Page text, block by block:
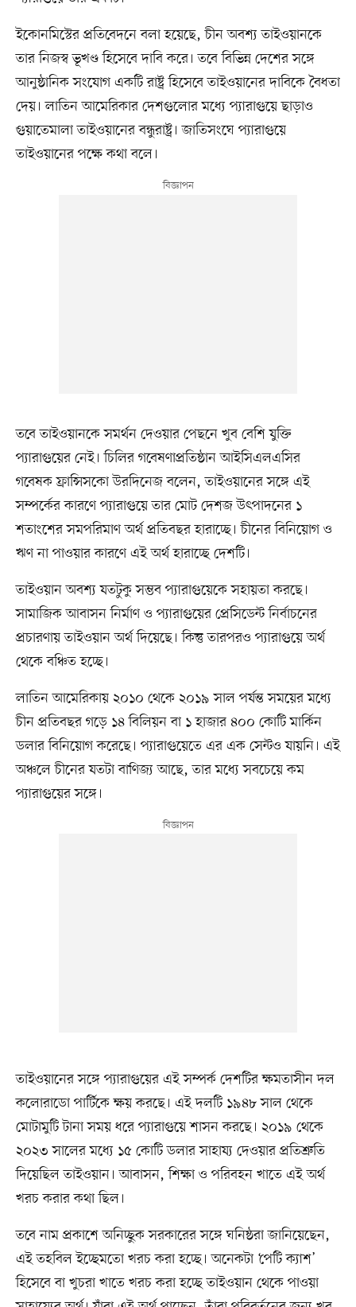
ইকোনমিস্টের প্রতিবেদনে বলা হয়েছে, চীন অবশ্য তাইওয়ানকে
তার নিজস্ব ভূখণ্ড হিসেবে দাবি করে। তবে বিভিন্ন দেশের সঙ্গে
আনুষ্ঠানিক সংযোগ একটি রাষ্ট্র হিসেবে তাইওয়ানের দাবিকে বৈধতা
দেয়। লাতিন আমেরিকার দেশগুলোর মধ্যে প্যারাগুয়ে ছাড়াও
গুয়াতেমালা তাইওয়ানের বন্ধুরাষ্ট্র। জাতিসংঘে প্যারাগুয়ে
তাইওয়ানের পক্ষে কথা বলে।
তবে তাইওয়ানকে সমর্থন দেওয়ার পেছনে খুব বেশি যুক্তি
প্যারাগুয়ের নেই। চিলির গবেষণাপ্রতিষ্ঠান আইসিএলএসির
গবেষক ফ্রান্সিসকো উরদিনেজ বলেন, তাইওয়ানের সঙ্গে এই
সম্পর্কের কারণে প্যারাগুয়ে তার মোট দেশজ উৎপাদনের ১
শতাংশের সমপরিমাণ অর্থ প্রতিবছর হারাচ্ছে। চীনের বিনিয়োগ ও
ঋণ না পাওয়ার কারণে এই অর্থ হারাচ্ছে দেশটি।
তাইওয়ান অবশ্য যতটুকু সম্ভব প্যারাগুয়েকে সহায়তা করছে।
সামাজিক আবাসন নির্মাণ ও প্যারাগুয়ের প্রেসিডেন্ট নির্বাচনের
প্রচারণায় তাইওয়ান অর্থ দিয়েছে। কিন্তু তারপরও প্যারাগুয়ে অর্থ
থেকে বঞ্চিত হচ্ছে।
লাতিন আমেরিকায় ২০১০ থেকে ২০১৯ সাল পর্যন্ত সময়ের মধ্যে
চীন প্রতিবছর গড়ে ১৪ বিলিয়ন বা ১ হাজার ৪০০ কোটি মার্কিন
ডলার বিনিয়োগ করেছে। প্যারাগুয়েতে এর এক সেন্টও যায়নি। এই
অঞ্চলে চীনের যতটা বাণিজ্য আছে, তার মধ্যে সবচেয়ে কম
প্যারাগুয়ের সঙ্গে।
তাইওয়ানের সঙ্গে প্যারাগুয়ের এই সম্পর্ক দেশটির ক্ষমতাসীন দল
কলোরাডো পার্টিকে ক্ষয় করছে। এই দলটি ১৯৪৮ সাল থেকে
মোটামুটি টানা সময় ধরে প্যারাগুয়ে শাসন করছে। ২০১৯ থেকে
২০২৩ সালের মধ্যে ১৫ কোটি ডলার সাহায্য দেওয়ার প্রতিশ্রুতি
দিয়েছিল তাইওয়ান। আবাসন, শিক্ষা ও পরিবহন খাতে এই অর্থ
খরচ করার কথা ছিল।
তবে নাম প্রকাশে অনিচ্ছুক সরকারের সঙ্গে ঘনিষ্ঠরা জানিয়েছেন,
এই তহবিল ইচ্ছেমতো খরচ করা হচ্ছে। অনেকটা ‘পেটি ক্যাশ’
হিসেবে বা খুচরা খাতে খরচ করা হচ্ছে তাইওয়ান থেকে পাওয়া